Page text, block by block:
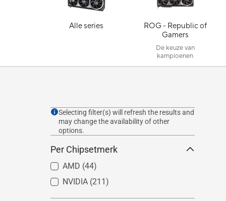
Alle series
ROG - Republic of
Gamers
De keuze van
kampioenen
Selecting filter(s) will refresh the results and
may change the availability of other
options.
Per Chipsetmerk
AMD (44)
NVIDIA (211)